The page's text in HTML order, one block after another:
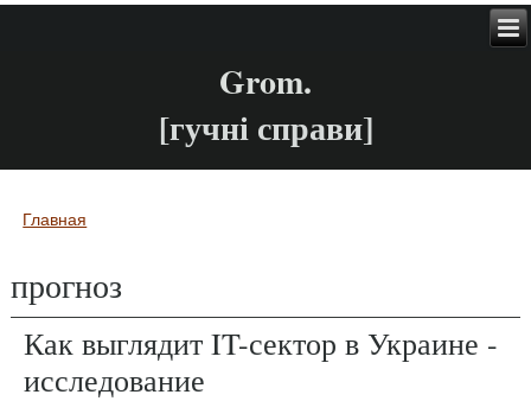
Grom.
[гучні справи]
Вы здесь
Главная
прогноз
Как выглядит IT-сектор в Украине -
исследование